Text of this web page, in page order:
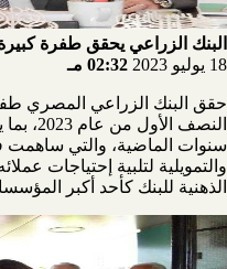
البنك الزراعي يحقق طفرة
18 يوليو 2023
02:32 مـ
حقق البنك الزراعي المصري
النصف
سنوات الماضية، والتي
والتمويلية لتلبية إحتياجات
الذهنية للبنك كأحد أكبر